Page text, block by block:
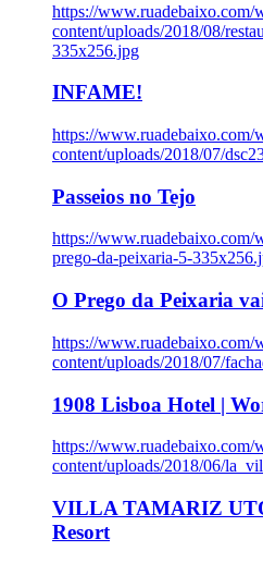
https://www.ruadebaixo.com/
content/uploads/2018/08/
335x256.jpg
INFAME!
https://www.ruadebaixo.com/
content/uploads/2018/07/
Passeios no Tejo
https://www.ruadebaixo.com/
prego-da-peixaria-5-
O Prego da Peixaria
https://www.ruadebaixo.com/
content/uploads/2018/07/
1908 Lisboa Hotel |
https://www.ruadebaixo.com/
content/uploads/2018/06/
VILLA TAMARIZ
Resort